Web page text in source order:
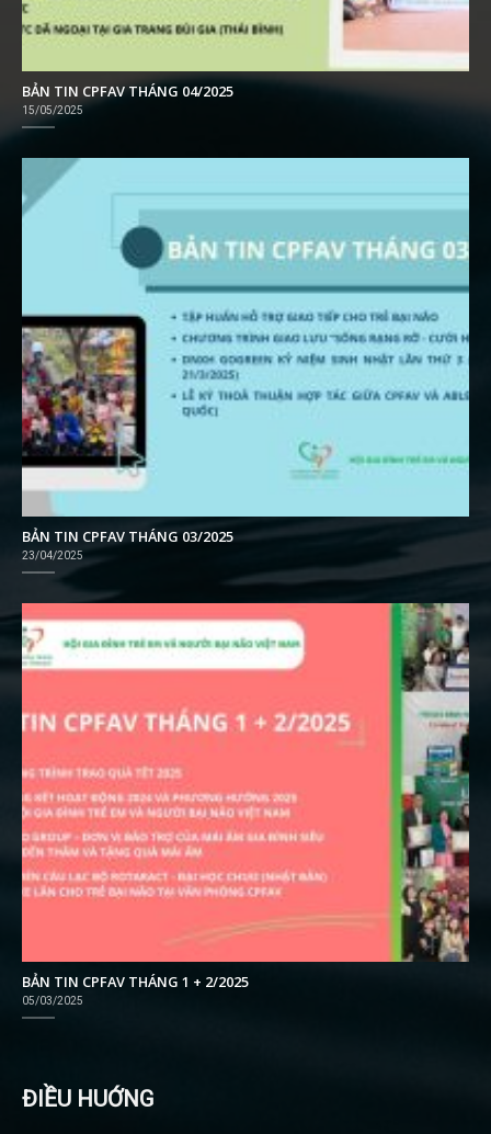
BẢN TIN CPFAV THÁNG 04/2025
15/05/2025
BẢN TIN CPFAV THÁNG 03/2025
23/04/2025
BẢN TIN CPFAV THÁNG 1 + 2/2025
05/03/2025
ĐIỀU HUỚNG